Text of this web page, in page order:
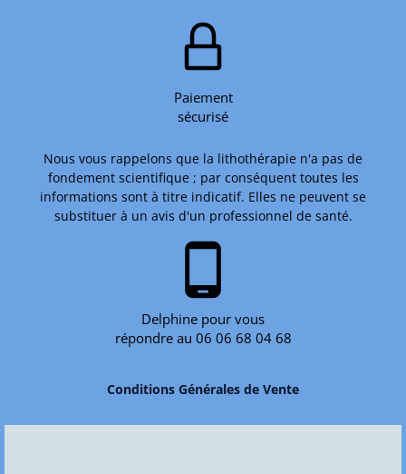
Paiement
sécurisé
Nous vous rappelons que la lithothérapie n'a pas de
fondement scientifique ; par conséquent toutes les
informations sont à titre indicatif. Elles ne peuvent se
substituer à un avis d'un professionnel de santé.
phone_android
Delphine pour vous
répondre au 06 06 68 04 68
Conditions Générales de Vente